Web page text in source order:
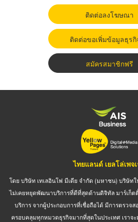
ติดต่อลงโฆษณา
ติดต่อขอเพิ่มข้อมูลธุร
สมัครสมาชิกฟรี
ไทยแลนด์ เยลโล่เพจ
โดย บริษัท เทเลอินโฟ มีเดีย จำกัด (มหาชน) บริษัทใ
ไม่เคยหยุดพัฒนาบริการที่ดีที่สุดด้านดิจิทัล มาร์เก็ต
บริการ จากผู้ประกอบการที่เชื่อถือได้ มีการตรวจ
ครอบคลุมทุกหมวดธุรกิจมากที่สุดในประเทศ เราจ